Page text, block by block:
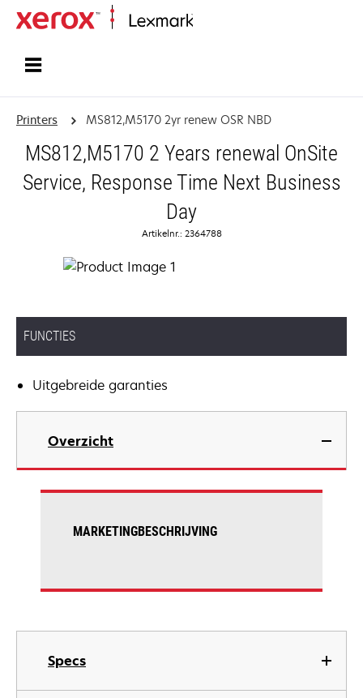
Printers MS812,M5170 2yr renew OSR NBD
MS812,M5170 2 Years renewal OnSite
Service, Response Time Next Business
Day
Artikelnr.: 2364788
FUNCTIES
Uitgebreide garanties
Overzicht
Specs
MARKETINGBESCHRIJVING